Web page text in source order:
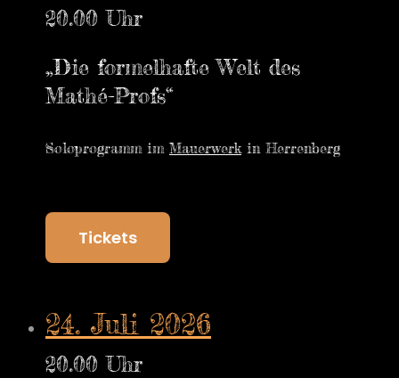
20.00 Uhr
„Die formelhafte Welt des
Mathé-Profs“
Soloprogramm imMauerwerkin Herrenberg
Tickets
24. Juli 2026
20.00 Uhr